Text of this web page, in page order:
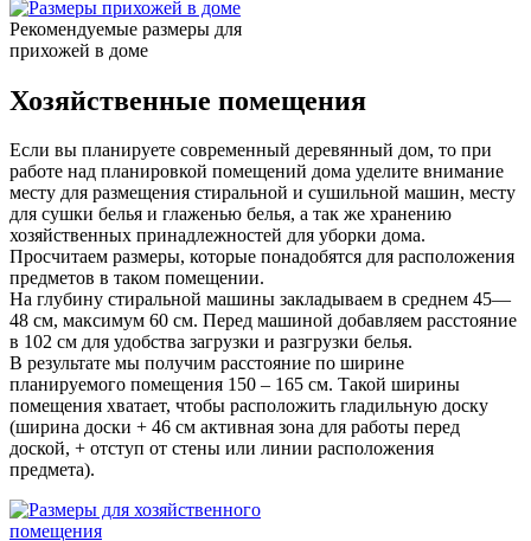
Рекомендуемые размеры для
прихожей в доме
Хозяйственные помещения
Если вы планируете современный деревянный дом, то при
работе над планировкой помещений дома уделите внимание
месту для размещения стиральной и сушильной машин, месту
для сушки белья и глаженью белья, а так же хранению
хозяйственных принадлежностей для уборки дома.
Просчитаем размеры, которые понадобятся для расположения
предметов в таком помещении.
На глубину стиральной машины закладываем в среднем 45—
48 см, максимум 60 см. Перед машиной добавляем расстояние
в 102 см для удобства загрузки и разгрузки белья.
В результате мы получим расстояние по ширине
планируемого помещения 150 – 165 см. Такой ширины
помещения хватает, чтобы расположить гладильную доску
(ширина доски + 46 см активная зона для работы перед
доской, + отступ от стены или линии расположения
предмета).